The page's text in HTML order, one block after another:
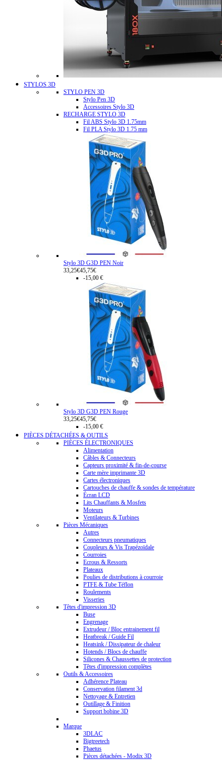
STYLOS 3D
STYLO PEN 3D
Stylo Pen 3D
Accessoires Stylo 3D
RECHARGE STYLO 3D
Fil ABS Stylo 3D 1.75mm
Fil PLA Stylo 3D 1.75 mm
Stylo 3D G3D PEN Noir
33,25€45,75€
-15,00 €
Stylo 3D G3D PEN Rouge
33,25€45,75€
-15,00 €
PIÈCES DÉTACHÉES & OUTILS
PIÈCES ÉLECTRONIQUES
Alimentation
Câbles & Connecteurs
Capteurs proximité & fin-de-course
Carte mère imprimante 3D
Cartes électroniques
Cartouches de chauffe & sondes de température
Écran LCD
Lits Chauffants & Mosfets
Moteurs
Ventilateurs & Turbines
Pièces Mécaniques
Autres
Connecteurs pneumatiques
Coupleurs & Vis Trapézoïdale
Courroies
Ecrous & Ressorts
Plateaux
Poulies de distributions à courroie
PTFE & Tube Téflon
Roulements
Visseries
Têtes d'impression 3D
Buse
Engrenage
Extrudeur / Bloc entrainement fil
Heatbreak / Guide Fil
Heatsink / Dissipateur de chaleur
Hotends / Blocs de chauffe
Silicones & Chaussettes de protection
Têtes d'impression complètes
Outils & Accessoires
Adhérence Plateau
Conservation filament 3d
Nettoyage & Entretien
Outillage & Finition
Support bobine 3D
Marque
3DLAC
Bigtreetech
Phaetus
Pièces détachées - Modix 3D